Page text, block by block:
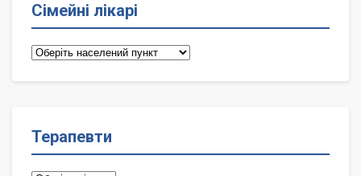
Сімейні лікарі
Сімейні
Терапевти